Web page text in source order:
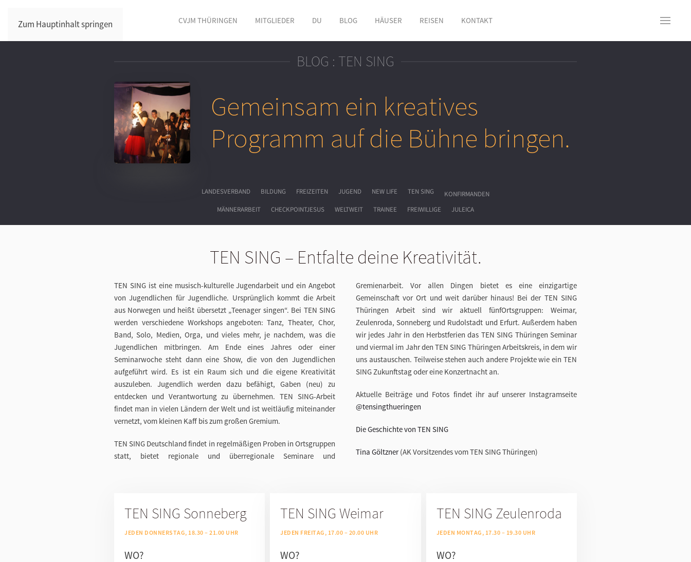
Zum Hauptinhalt springen CVJM THÜRINGEN MITGLIEDER DU BLOG HÄUSER REISEN KONTAKT
BLOG : TEN SING
Gemeinsam ein kreatives
Programm auf die Bühne bringen.
LANDESVERBAND BILDUNG FREIZEITEN JUGEND NEW LIFE TEN SING
KONFIRMANDEN
MÄNNERARBEIT
CHECKPOINTJESUS WELTWEIT TRAINEE FREIWILLIGE JULEICA
TEN SING – Entfalte deine Kreativität.
TEN SING ist eine musisch-kulturelle Jugendarbeit und ein Angebot
von Jugendlichen für Jugendliche. Ursprünglich kommt die Arbeit
aus Norwegen und heißt übersetzt „Teenager singen“. Bei TEN SING
werden verschiedene Workshops angeboten: Tanz, Theater, Chor,
Band, Solo, Medien, Orga, und vieles mehr, je nachdem, was die
Jugendlichen mitbringen. Am Ende eines Jahres oder einer
Seminarwoche steht dann eine Show, die von den Jugendlichen
aufgeführt wird. Es ist ein Raum sich und die eigene Kreativität
auszuleben. Jugendlich werden dazu befähigt, Gaben (neu) zu
entdecken und Verantwortung zu übernehmen. TEN SING-Arbeit
findet man in vielen Ländern der Welt und ist weitläufig miteinander
vernetzt, vom kleinen Kaff bis zum großen Gremium.
TEN SING Deutschland findet in regelmäßigen Proben in Ortsgruppen
statt, bietet regionale und überregionale Seminare und
Gremienarbeit. Vor allen Dingen bietet es eine einzigartige
Gemeinschaft vor Ort und weit darüber hinaus! Bei der TEN SING
Thüringen Arbeit sind wir aktuell fünfOrtsgruppen: Weimar,
Zeulenroda, Sonneberg und Rudolstadt und Erfurt. Außerdem haben
wir jedes Jahr in den Herbstferien das TEN SING Thüringen Seminar
und viermal im Jahr den TEN SING Thüringen Arbeitskreis, in dem wir
uns austauschen. Teilweise stehen auch andere Projekte wie ein TEN
SING Zukunftstag oder eine Konzertnacht an.
Aktuelle Beiträge und Fotos findet ihr auf unserer Instagramseite
@tensingthueringen
Die Geschichte von TEN SING
Tina Göltzner(AK Vorsitzendes vom TEN SING Thüringen)
TEN SING Sonneberg
JEDEN DONNERSTAG, 18.30 – 21.00 UHR
WO?
TEN SING Weimar
JEDEN FREITAG, 17.00 – 20.00 UHR
WO?
TEN SING Zeulenroda
JEDEN MONTAG, 17.30 – 19.30 UHR
WO?